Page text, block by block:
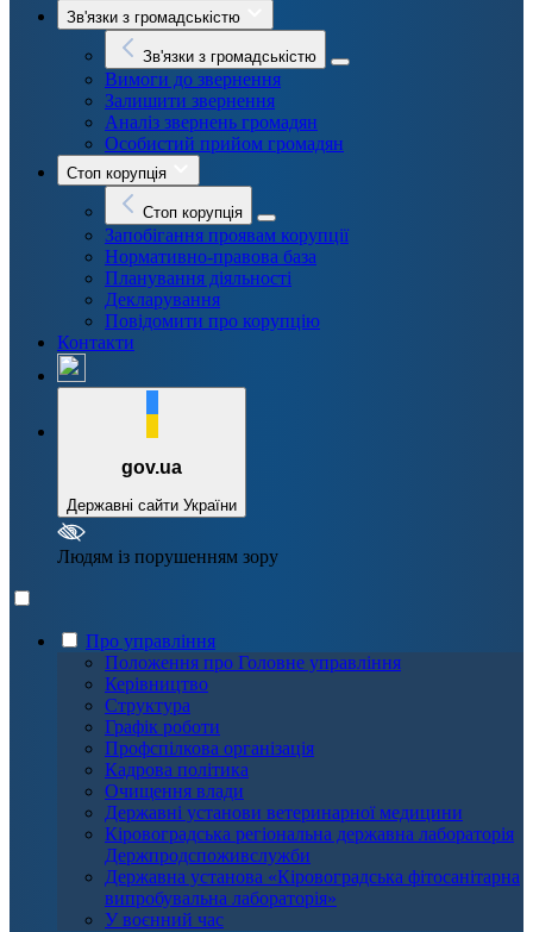
Зв'язки з громадськістю
Зв'язки з громадськістю
Вимоги до звернення
Залишити звернення
Аналіз звернень громадян
Особистий прийом громадян
Стоп корупція
Стоп корупція
Запобігання проявам корупції
Нормативно-правова база
Планування діяльності
Декларування
Повідомити про корупцію
Контакти
gov.ua
Державні сайти України
Людям із порушенням зору
Про управління
Положення про Головне управління
Керівництво
Структура
Графік роботи
Профспілкова організація
Кадрова політика
Очищення влади
Державні установи ветеринарної медицини
Кіровоградська регіональна державна лабораторія
Держпродспоживслужби
Державна установа «Кіровоградська фітосанітарна
випробувальна лабораторія»
У воєнний час